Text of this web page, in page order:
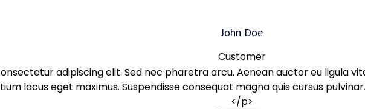
John Doe
Customer
adipiscing elit. Sed nec pharetra arcu. Aenean auctor eu ligula
lacus eget maximus. Suspendisse consequat magna quis cursus
</p>